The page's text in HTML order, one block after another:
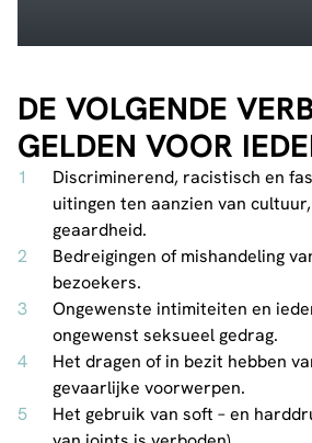
DE VOLGENDE
GELDEN VOOR
Discriminerend, racistisch en
uitingen ten aanzien van
geaardheid.
Bedreigingen of mishandeling
bezoekers.
Ongewenste intimiteiten en
ongewenst seksueel gedrag.
Het dragen of in bezit hebben
gevaarlijke voorwerpen.
Het gebruik van soft – en